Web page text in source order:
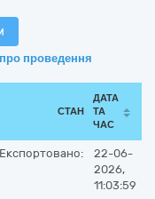
проведення
СТАН
ДАТА
ТА
ЧАС
Експортовано:
22-06-
2026,
11:03:59